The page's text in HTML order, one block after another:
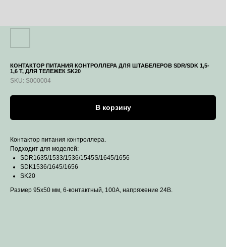
КОНТАКТОР ПИТАНИЯ КОНТРОЛЛЕРА ДЛЯ ШТАБЕЛЕРОВ SDR/SDK 1,5-
1,6 Т, ДЛЯ ТЕЛЕЖЕК SK20
SKU: S000004
В корзину
Контактор питания контроллера.
Подходит для моделей:
SDR1635/1533/1536/1545S/1645/1656
SDK1536/1645/1656
SK20
Размер 95х50 мм, 6-контактный, 100А, напряжение 24В.